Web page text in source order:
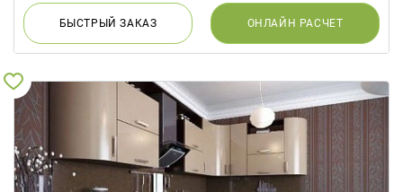
БЫСТРЫЙЗАКАЗ ОНЛАЙН РАСЧЕТ